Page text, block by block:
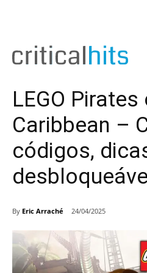
LEGO
Caribbean –
códigos,
By Eric Arraché 24/04/2025